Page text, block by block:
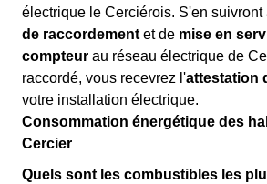
électrique le Cerciérois. S'en suivront
de raccordement et de mise en
compteur au réseau électrique de
raccordé, vous recevrez l'attestation
votre installation électrique.
Consommation énergétique des
Cercier
Quels sont les combustibles les